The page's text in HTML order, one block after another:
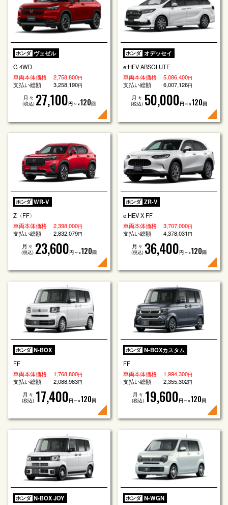
ホンダ ヴェゼル
G 4WD
車両本体価格
2,758,800円
支払い総額 3,258,190円
月々
(税込) 27,100円～×120回
ホンダ オデッセイ
e:HEV ABSOLUTE
車両本体価格
5,086,400円
支払い総額 6,007,126円
月々
(税込) 50,000円～×120回
ホンダ WR-V
Z〈FF〉
車両本体価格
2,398,000円
支払い総額 2,832,079円
月々
(税込) 23,600円～×120回
ホンダ ZR-V
e:HEV X FF
車両本体価格
3,707,000円
支払い総額 4,378,031 円
月々
(税込) 36,400円～×120回
ホンダ N-BOX
FF
車両本体価格
1,768,800円
支払い総額 2,088,983円
月々
(税込) 17,400円～×120回
ホンダ N-BOXカスタム
FF
車両本体価格
1,994,300円
支払い総額 2,355,302円
月々
(税込) 19,600円～×120回
ホンダ N-BOX JOY
ホンダ N-WGN